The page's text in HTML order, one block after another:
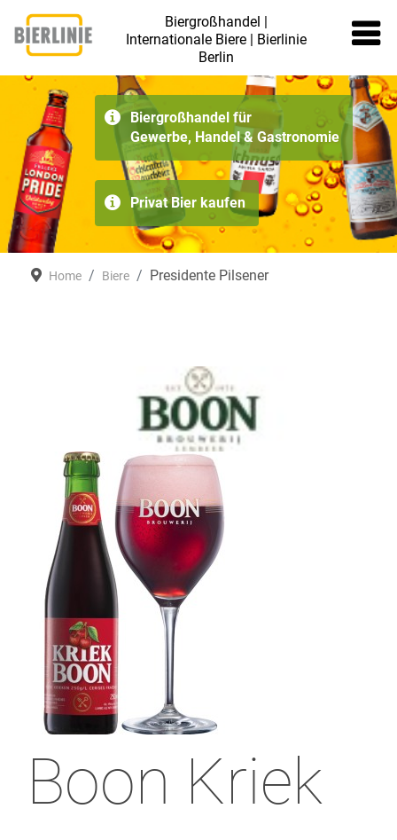
Biergroßhandel für
Gewerbe, Handel & Gastronomie
Privat Bier kaufen
Home Biere Presidente Pilsener
Boon Kriek
Biergroßhandel |
Internationale Biere | Bierlinie
Berlin